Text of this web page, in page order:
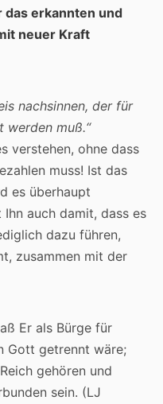
das erkannten und
neuer Kraft
nachsinnen, der für
werden muß.“
verstehen, ohne dass
muss! Ist das
es überhaupt
auch damit, dass es
dazu führen,
zusammen mit der
Er als Bürge für
Gott getrennt wäre;
gehören und
sein. (LJ